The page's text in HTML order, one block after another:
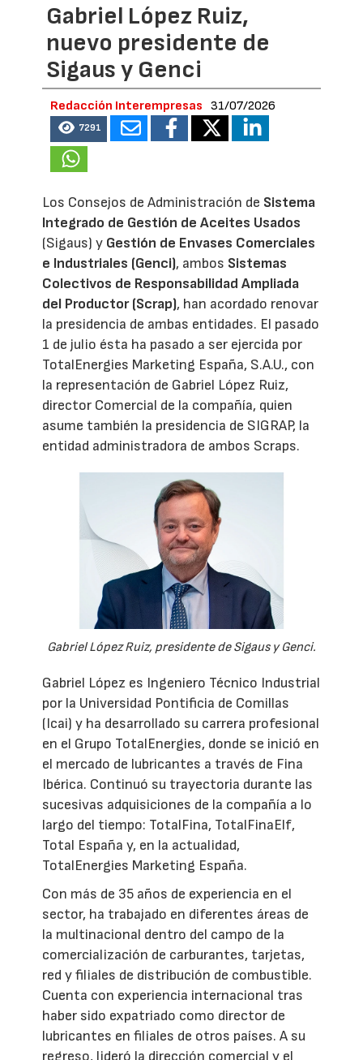
Gabriel López Ruiz,
nuevo presidente de
Sigaus y Genci
Redacción Interempresas 31/07/2026
7291
Los Consejos de Administración de Sistema
Integrado de Gestión de Aceites Usados
(Sigaus) y Gestión de Envases Comerciales
e Industriales (Genci), ambos Sistemas
Colectivos de Responsabilidad Ampliada
del Productor (Scrap), han acordado renovar
la presidencia de ambas entidades. El pasado
1 de julio ésta ha pasado a ser ejercida por
TotalEnergies Marketing España, S.A.U., con
la representación de Gabriel López Ruiz,
director Comercial de la compañía, quien
asume también la presidencia de SIGRAP, la
entidad administradora de ambos Scraps.
Gabriel López Ruiz, presidente de Sigaus y Genci.
Gabriel López es Ingeniero Técnico Industrial
por la Universidad Pontificia de Comillas
(Icai) y ha desarrollado su carrera profesional
en el Grupo TotalEnergies, donde se inició en
el mercado de lubricantes a través de Fina
Ibérica. Continuó su trayectoria durante las
sucesivas adquisiciones de la compañía a lo
largo del tiempo: TotalFina, TotalFinaElf,
Total España y, en la actualidad,
TotalEnergies Marketing España.
Con más de 35 años de experiencia en el
sector, ha trabajado en diferentes áreas de
la multinacional dentro del campo de la
comercialización de carburantes, tarjetas,
red y filiales de distribución de combustible.
Cuenta con experiencia internacional tras
haber sido expatriado como director de
lubricantes en filiales de otros países. A su
regreso, lideró la dirección comercial y el